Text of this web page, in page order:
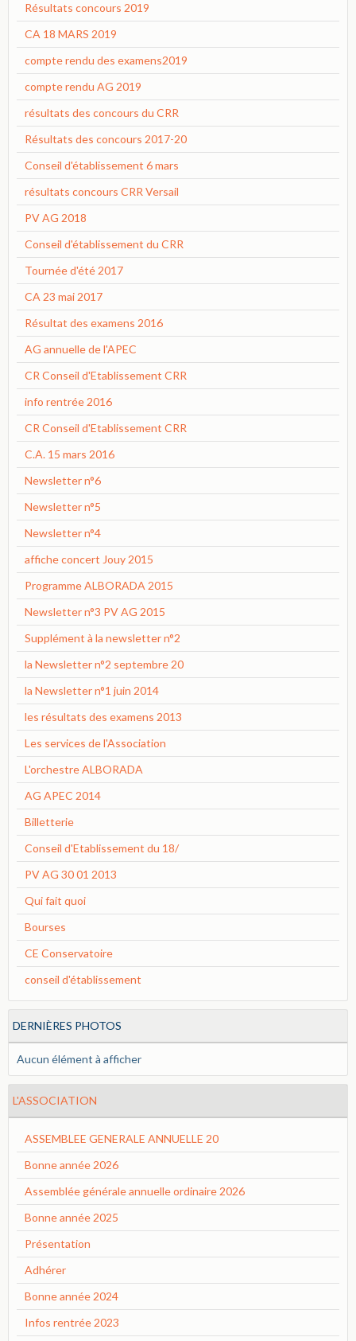
Résultats concours 2019
CA 18 MARS 2019
compte rendu des examens2019
compte rendu AG 2019
résultats des concours du CRR
Résultats des concours 2017-20
Conseil d'établissement 6 mars
résultats concours CRR Versail
PV AG 2018
Conseil d'établissement du CRR
Tournée d'été 2017
CA 23 mai 2017
Résultat des examens 2016
AG annuelle de l'APEC
CR Conseil d'Etablissement CRR
info rentrée 2016
CR Conseil d'Etablissement CRR
C.A. 15 mars 2016
Newsletter n°6
Newsletter n°5
Newsletter n°4
affiche concert Jouy 2015
Programme ALBORADA 2015
Newsletter n°3 PV AG 2015
Supplément à la newsletter n°2
la Newsletter n°2 septembre 20
la Newsletter n°1 juin 2014
les résultats des examens 2013
Les services de l'Association
L'orchestre ALBORADA
AG APEC 2014
Billetterie
Conseil d'Etablissement du 18/
PV AG 30 01 2013
Qui fait quoi
Bourses
CE Conservatoire
conseil d'établissement
DERNIÈRES PHOTOS
Aucun élément à afficher
L'ASSOCIATION
ASSEMBLEE GENERALE ANNUELLE 20
Bonne année 2026
Assemblée générale annuelle ordinaire 2026
Bonne année 2025
Présentation
Adhérer
Bonne année 2024
Infos rentrée 2023